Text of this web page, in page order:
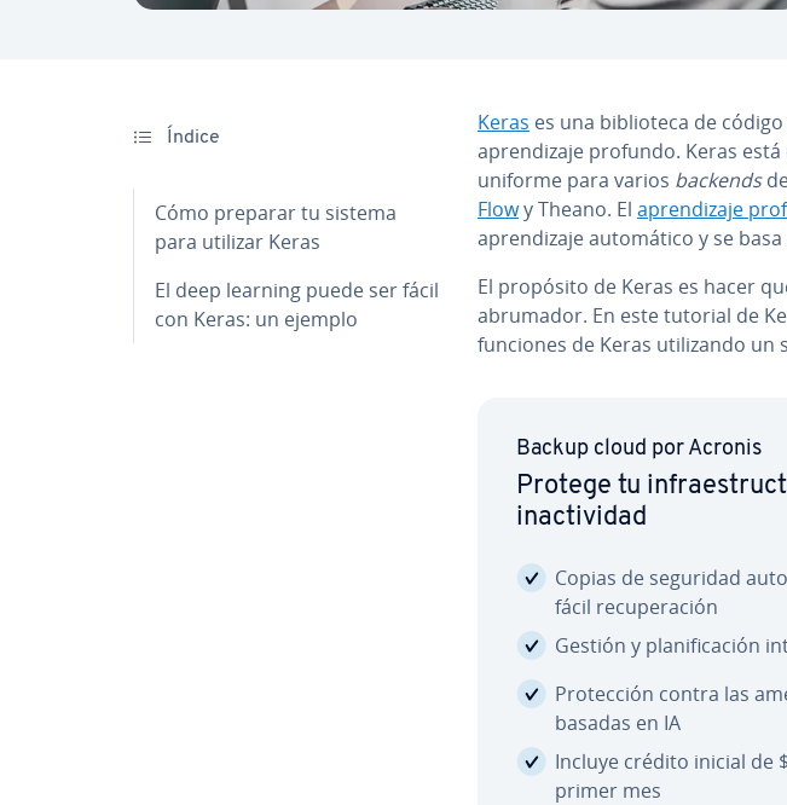
Índice
Cómo preparar tu sistema
para utilizar Keras
El deep learning puede ser fácil
con Keras: un ejemplo
Keras es una bi­blio­te­ca de
apre­n­di­za­je profundo. Keras
uniforme para varios backends
Flowy Theano. El apre­n­di­za­je
apre­n­di­za­je au­to­má­ti­co y se basa
El propósito de Keras es hacer
abrumador. En este tutorial de
funciones de Keras uti­li­za­n­do un
Backup cloud por Acronis
Protege tu
inac­ti­vi­dad
Copias de seguridad
fácil re­cu­pe­ra­ción
Gestión y pla­ni­fi­ca­ción
Pro­te­c­ción contra las
basadas en IA
Incluye crédito inicial de
primer mes